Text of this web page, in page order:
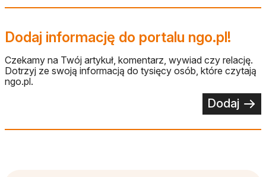
Dodaj informację do portalu ngo.pl!
Czekamy na Twój artykuł, komentarz, wywiad czy relację.
Dotrzyj ze swoją informacją do tysięcy osób, które czytają
ngo.pl.
Dodaj